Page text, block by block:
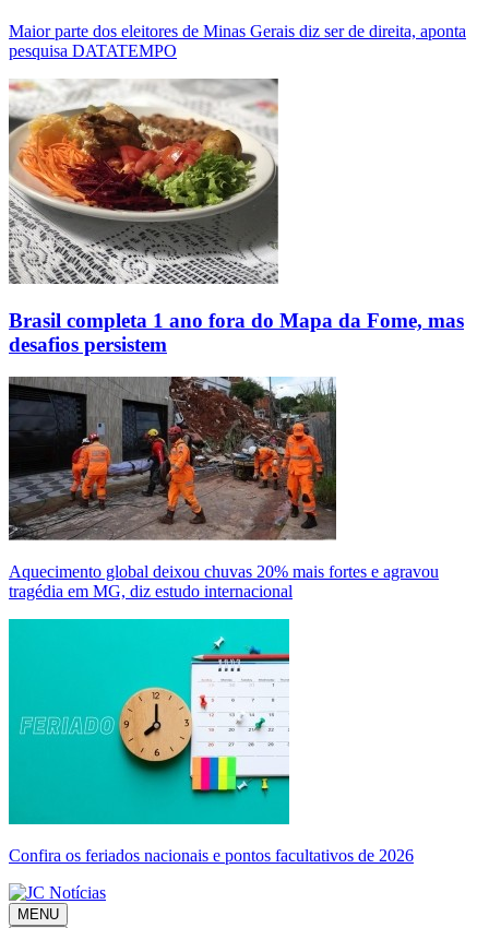
Maior parte dos eleitores de Minas Gerais diz ser de direita, aponta
pesquisa DATATEMPO
Brasil completa 1 ano fora do Mapa da Fome, mas
desafios persistem
Aquecimento global deixou chuvas 20% mais fortes e agravou
tragédia em MG, diz estudo internacional
Confira os feriados nacionais e pontos facultativos de 2026
MENU